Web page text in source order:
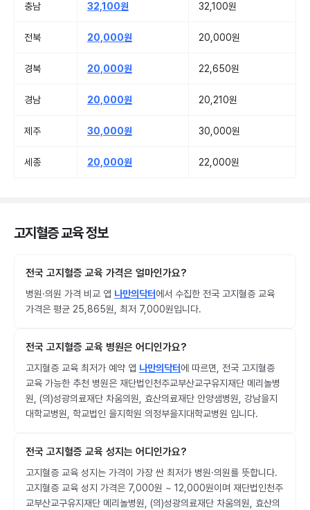
충남 32,100원 32,100원
전북 20,000원 20,000원
경북 20,000원 22,650원
경남 20,000원 20,210원
제주 30,000원 30,000원
세종 20,000원 22,000원
고지혈증 교육 정보
전국 고지혈증 교육 가격은 얼마인가요?
병원·의원 가격 비교 앱 나만의닥터에서 수집한 전국 고지혈증 교육
가격은 평균 25,865원, 최저 7,000원입니다.
전국 고지혈증 교육 병원은 어디인가요?
고지혈증 교육 최저가 예약 앱 나만의닥터에 따르면, 전국 고지혈증
교육 가능한 추천 병원은 재단법인천주교부산교구유지재단 메리놀병
원, (의)성광의료재단 차움의원, 효산의료재단 안양샘병원, 강남을지
대학교병원, 학교법인 을지학원 의정부을지대학교병원 입니다.
전국 고지혈증 교육 성지는 어디인가요?
고지혈증 교육 성지는 가격이 가장 싼 최저가 병원·의원를 뜻합니다.
고지혈증 교육 성지 가격은 7,000원 ~ 12,000원이며 재단법인천주
교부산교구유지재단 메리놀병원, (의)성광의료재단 차움의원, 효산의